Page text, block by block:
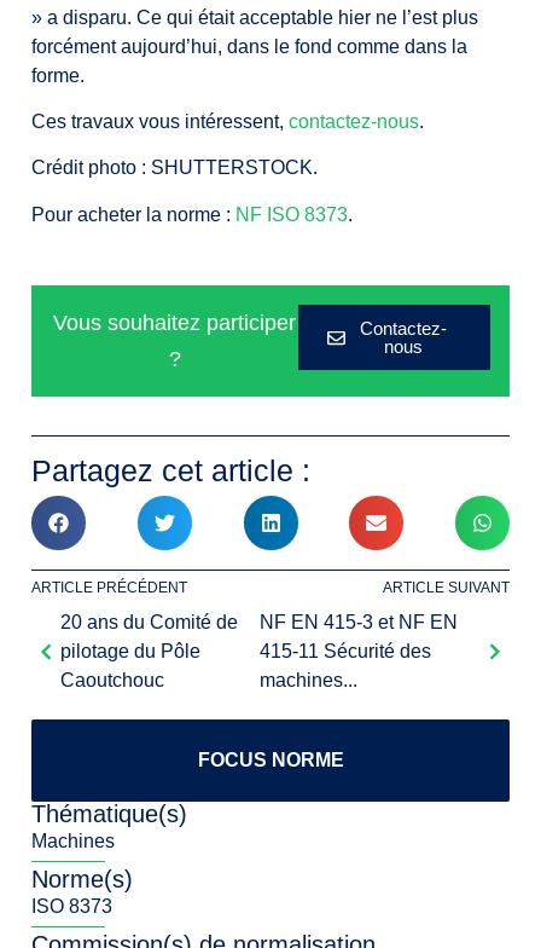
» a disparu. Ce qui était acceptable hier ne l’est plus
forcément aujourd’hui, dans le fond comme dans la
forme.
Ces travaux vous intéressent, contactez-nous.
Crédit photo : SHUTTERSTOCK.
Pour acheter la norme : NF ISO 8373.
Vous souhaitez participer
?
Contactez-
nous
Partagez cet article :
ARTICLE PRÉCÉDENT ARTICLE SUIVANT
20 ans du Comité de
pilotage du Pôle
Caoutchouc
NF EN 415-3 et NF EN
415-11 Sécurité des
machines...
FOCUS NORME
Thématique(s)
Machines
Norme(s)
ISO 8373